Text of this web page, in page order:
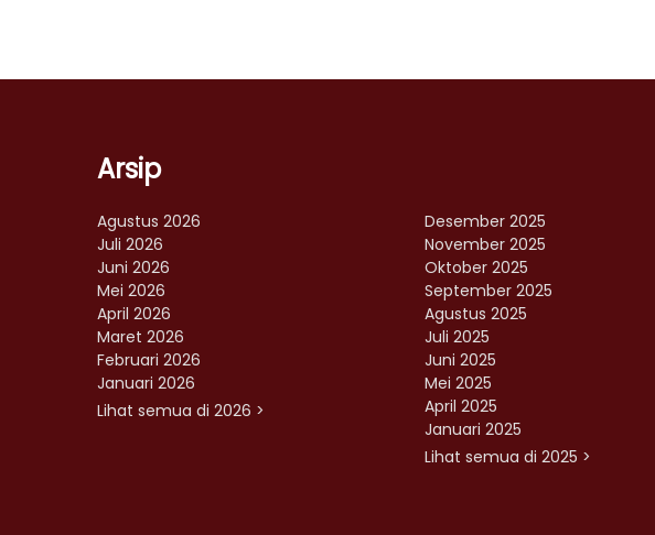
Arsip
Agustus 2026
Juli 2026
Juni 2026
Mei 2026
April 2026
Maret 2026
Februari 2026
Januari 2026
Lihat semua di 2026 >
Desember 2025
November 2025
Oktober 2025
September 2025
Agustus 2025
Juli 2025
Juni 2025
Mei 2025
April 2025
Januari 2025
Lihat semua di 2025 >